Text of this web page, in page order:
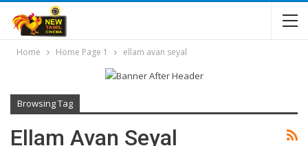
Home Home Page 1 ellam avan seyal
Browsing Tag
Ellam Avan Seyal